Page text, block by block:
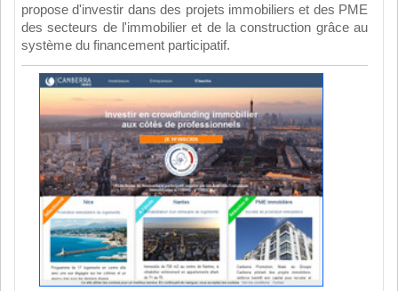
propose d'investir dans des projets immobiliers et des PME
des secteurs de l'immobilier et de la construction grâce au
système du financement participatif.